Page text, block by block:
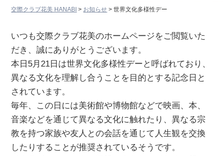
交際クラブ花美 HANABI > お知らせ >世界文化多様性デー
いつも交際クラブ花美のホームページをご閲覧いた
だき、誠にありがとうございます。
本日5月21日は世界文化多様性デーと呼ばれており、
異なる文化を理解し合うことを目的とする記念日と
されています。
毎年、この日には美術館や博物館などで映画、本、
音楽などを通じて異なる文化に触れたり、異なる宗
教を持つ家族や友人との会話を通じて人生観を交換
したりすることが推奨されているそうです。